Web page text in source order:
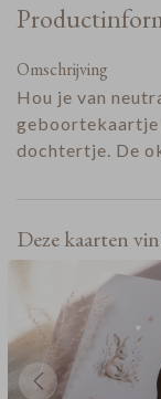
Omschrijving
Hou je van
dochtertje. De
Deze kaarten